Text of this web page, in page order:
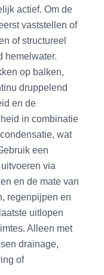
actief. Om de
vaststellen of
of structureel
hemelwater.
op balken,
druppelend
en de
in combinatie
wat
een
via
en de mate van
regenpijpen en
uitlopen
Alleen met
drainage,
of